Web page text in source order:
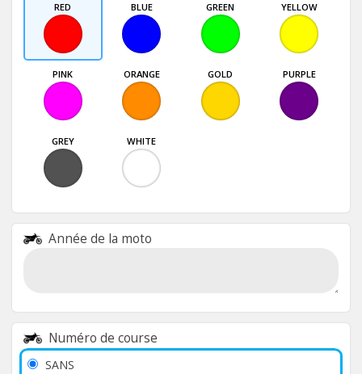
RED BLUE GREEN YELLOW
PINK ORANGE GOLD PURPLE
GREY WHITE
Année de la moto
Numéro de course
SANS